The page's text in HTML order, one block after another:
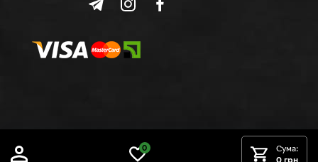
0
Сума:
0 грн
© TEAKAVA, 2015-2026 р.